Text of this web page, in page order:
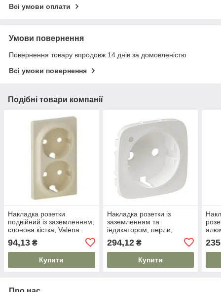
Всі умови оплати
Умови повернення
Повернення товару впродовж 14 днів за домовленістю
Всі умови повернення
Подібні товари компанії
Накладка розетки
подвійний із заземленням,
слонова кістка, Valena
94,13 ₴
Купити
Накладка розетки із
заземленням та
індикатором, перли,
294,12₴
Купити